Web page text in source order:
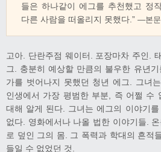
들은 하나같이 에그를 추천했고 정
다른 사람을 떠올리지 못했다.” ―본문
고아. 단란주점 웨이터. 포장마차 주인.
그. 충분히 예상할 만큼의 불우한 유년
가를 벗어나지 못했던 청년 에그. 그녀
인생에서 가장 평범한 부분, 즉 어쩔 수
대해 알게 된다. 그녀는 에그의 이야기
없다. 영화에서나 나올 법한 이야기들.
로 덮인 그의 몸. 그 폭력과 학대의 흔적
들일 수 없었던 것.